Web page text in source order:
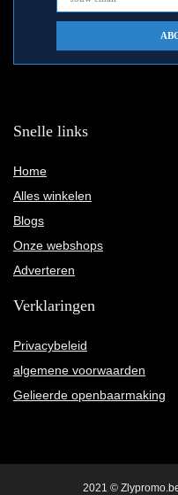
Snelle links
Home
Alles winkelen
Blogs
Onze webshops
Adverteren
Verklaringen
Privacybeleid
algemene voorwaarden
Gelieerde openbaarmaking
2021 ©